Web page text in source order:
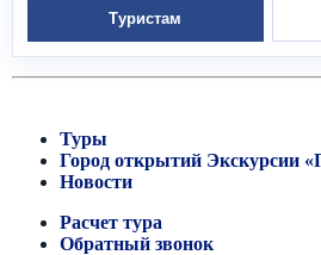
Туристам
Туры
Город открытий Экскурсии
Новости
Расчет тура
Обратный звонок